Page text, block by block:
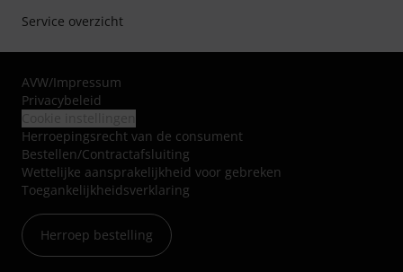
Service overzicht
AVW/Impressum
Privacybeleid
Herroepingsrecht van de consument
Bestellen/Contractafsluiting
Wettelijke aansprakelijkheid voor gebreken
Toegankelijkheidsverklaring
Herroep bestelling